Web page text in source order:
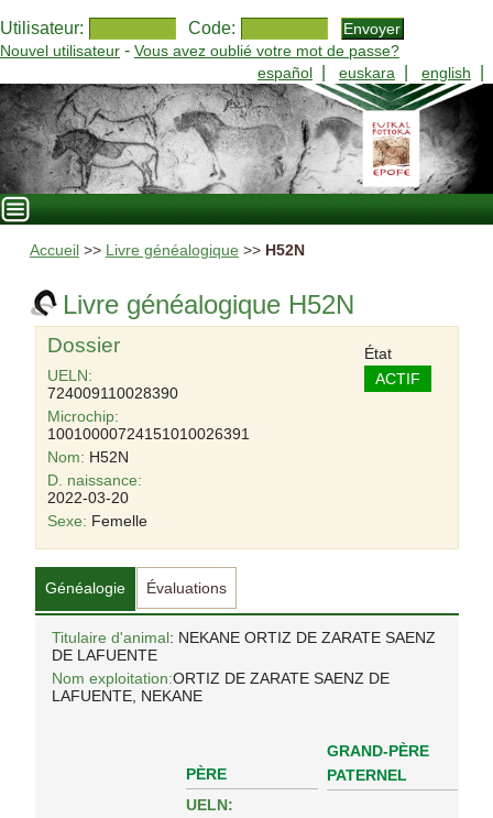
Utilisateur: Code:
Nouvel utilisateur - Vous avez oublié votre mot de passe?
español
euskara english
Accueil >> Livre généalogique >> H52N
Livre généalogique H52N
Dossier
UELN:
724009110028390
Microchip:
10010000724151010026391
Nom: H52N
D. naissance:
2022-03-20
Sexe: Femelle
État
ACTIF
Généalogie Évaluations
Titulaire d'animal: NEKANE ORTIZ DE ZARATE SAENZ
DE LAFUENTE
Nom exploitation:ORTIZ DE ZARATE SAENZ DE
LAFUENTE, NEKANE
PÈRE
UELN:
GRAND-PÈRE
PATERNEL